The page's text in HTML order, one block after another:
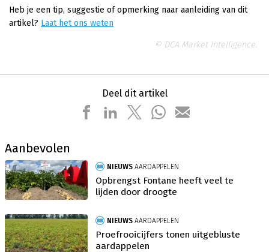
Heb je een tip, suggestie of opmerking naar aanleiding van dit
artikel? Laat het ons weten
© DCA Market Intelligence.
Deel dit artikel
Aanbevolen
NIEUWS AARDAPPELEN
Opbrengst Fontane heeft veel te
lijden door droogte
NIEUWS AARDAPPELEN
Proefrooicijfers tonen uitgebluste
aardappelen